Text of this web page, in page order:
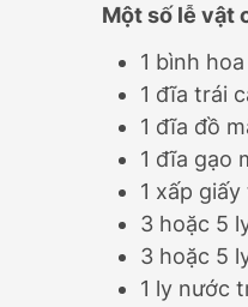
Một số lễ vật
1 bình
1 đĩa trái
1 đĩa đồ
1 đĩa gạo
1 xấp
3 hoặc 5
3 hoặc 5
1 ly nước